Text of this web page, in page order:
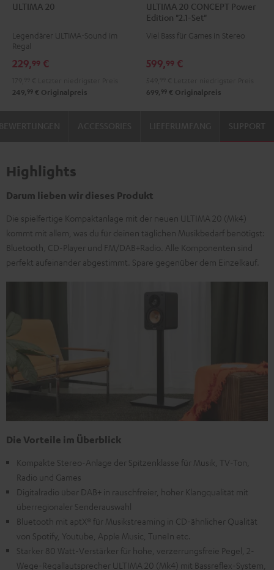
20 20
ULTIMA 20
Legendärer ULTIMA-Sound im
Regal
229,99 €
249, 99 € Originalpreis
20
CONCEPT
Power
"2.1-
Schwarz
20
CONCEPT
Power
"2.1-
Weiß
ULTIMA 20 CONCEPT Power
Edition "2.1-Set"
Viel Bass für Games in Stereo
599,99 €
699, 99 € Originalpreis
SUPPORT
Highlights
Darum lieben wir dieses Produkt
Die spielfertige Kompaktanlage mit der neuen ULTIMA 20 (Mk4)
kommt mit allem, was du für deinen täglichen Musikbedarf benötigst:
Bluetooth, CD-Player und FM/DAB+Radio. Alle Komponenten sind
perfekt aufeinander abgestimmt. Spare gegenüber dem Einzelkauf.
Die Vorteile im Überblick
Kompakte Stereo-Anlage der Spitzenklasse für Musik, TV-Ton,
Radio und Games
Digitalradio über DAB+ in rauschfreier, hoher Klangqualität mit
überregionaler Senderauswahl
Bluetooth mit aptX® für Musikstreaming in CD-ähnlicher Qualität
von Spotify, Youtube, Apple Music, TuneIn etc.
Starker 80 Watt-Verstärker für hohe, verzerrungsfreie Pegel, 2-
Wege-Regallautsprecher ULTIMA 20 (Mk4) mit Bassreflex-System,